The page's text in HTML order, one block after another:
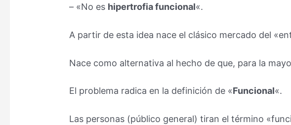
– «No es hipertrofia funcional«.
A partir de esta idea nace el clásico mercado del
Nace como alternativa al hecho de que, para la
El problema radica en la definición de «Funcional«.
Las personas (público general) tiran el término